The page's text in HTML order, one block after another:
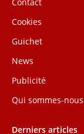
Cookies
Guichet
News
Publicité
Qui sommes-nous
Derniers articles